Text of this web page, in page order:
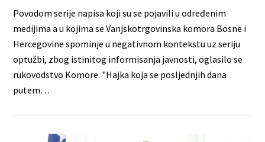
Povodom serije napisa koji su se pojavili u određenim
medijima a u kojima se Vanjskotrgovinska komora Bosne i
Hercegovine spominje u negativnom kontekstu uz seriju
optužbi, zbog istinitog informisanja javnosti, oglasilo se
rukovodstvo Komore. "Hajka koja se posljednjih dana
putem…